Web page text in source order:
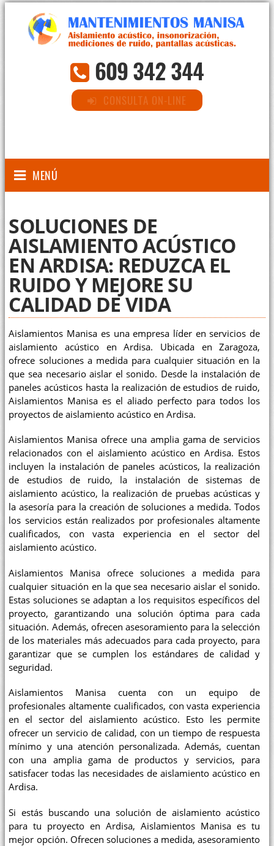
609 342 344
CONSULTA ON-LINE
MENÚ
SOLUCIONES DE
AISLAMIENTO ACÚSTICO
EN ARDISA: REDUZCA EL
RUIDO Y MEJORE SU
CALIDAD DE VIDA
Aislamientos Manisa es una empresa líder en servicios de
aislamiento acústico en Ardisa. Ubicada en Zaragoza,
ofrece soluciones a medida para cualquier situación en la
que sea necesario aislar el sonido. Desde la instalación de
paneles acústicos hasta la realización de estudios de ruido,
Aislamientos Manisa es el aliado perfecto para todos los
proyectos de aislamiento acústico en Ardisa.
Aislamientos Manisa ofrece una amplia gama de servicios
relacionados con el aislamiento acústico en Ardisa. Estos
incluyen la instalación de paneles acústicos, la realización
de estudios de ruido, la instalación de sistemas de
aislamiento acústico, la realización de pruebas acústicas y
la asesoría para la creación de soluciones a medida. Todos
los servicios están realizados por profesionales altamente
cualificados, con vasta experiencia en el sector del
aislamiento acústico.
Aislamientos Manisa ofrece soluciones a medida para
cualquier situación en la que sea necesario aislar el sonido.
Estas soluciones se adaptan a los requisitos específicos del
proyecto, garantizando una solución óptima para cada
situación. Además, ofrecen asesoramiento para la selección
de los materiales más adecuados para cada proyecto, para
garantizar que se cumplen los estándares de calidad y
seguridad.
Aislamientos Manisa cuenta con un equipo de
profesionales altamente cualificados, con vasta experiencia
en el sector del aislamiento acústico. Esto les permite
ofrecer un servicio de calidad, con un tiempo de respuesta
mínimo y una atención personalizada. Además, cuentan
con una amplia gama de productos y servicios, para
satisfacer todas las necesidades de aislamiento acústico en
Ardisa.
Si estás buscando una solución de aislamiento acústico
para tu proyecto en Ardisa, Aislamientos Manisa es tu
mejor opción. Ofrecen soluciones a medida, asesoramiento